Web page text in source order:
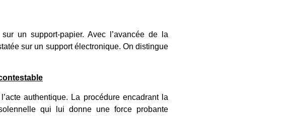
un support-papier. Avec l’avancée de la
sur un support électronique. On distingue
authentique. La procédure encadrant la
qui lui donne une force probante